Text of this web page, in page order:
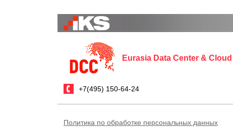
Eurasia Data Center &
+7(495) 150-64-24
Политика по обработке персональных данных